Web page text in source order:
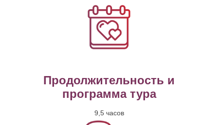
Продолжительность и
программа тура
9,5 часов